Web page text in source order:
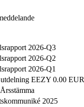
2026-Q3
2026-Q2
2026-Q1
EEZY 0.00 EUR
Årsstämma
2025